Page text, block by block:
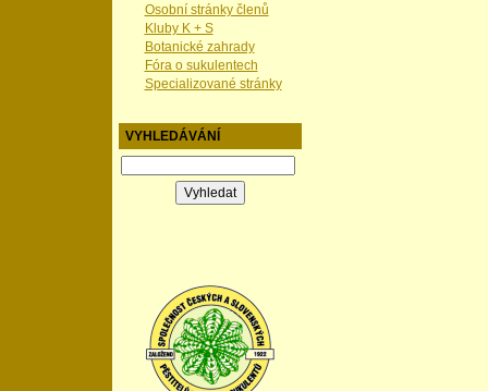
Osobní stránky členů
Kluby K + S
Botanické zahrady
Fóra o sukulentech
Specializované stránky
VYHLEDÁVÁNÍ